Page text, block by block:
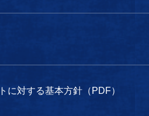
に対する基本方針（PDF）